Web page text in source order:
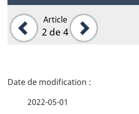
Précédent
Article
2 de 4
Suivant
D
2022-05-01